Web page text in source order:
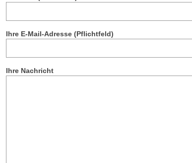
Ihre E-Mail-Adresse (Pflichtfeld)
Ihre Nachricht